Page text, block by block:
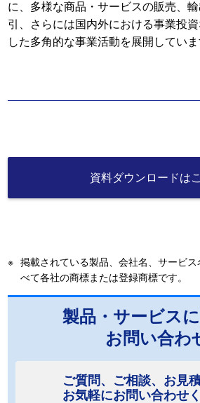
に、多様な商品・サービスの販売、
引、さらには国内外における事業投
した多角的な事業活動を展開していま
資料ダウンロードは
※
掲載されている製品、会社名、サービ
べて各社の商標または登録商標です。
製品・サービス
お問い合わ
ご質問、ご相談、お見
お気軽にお問い合わせく